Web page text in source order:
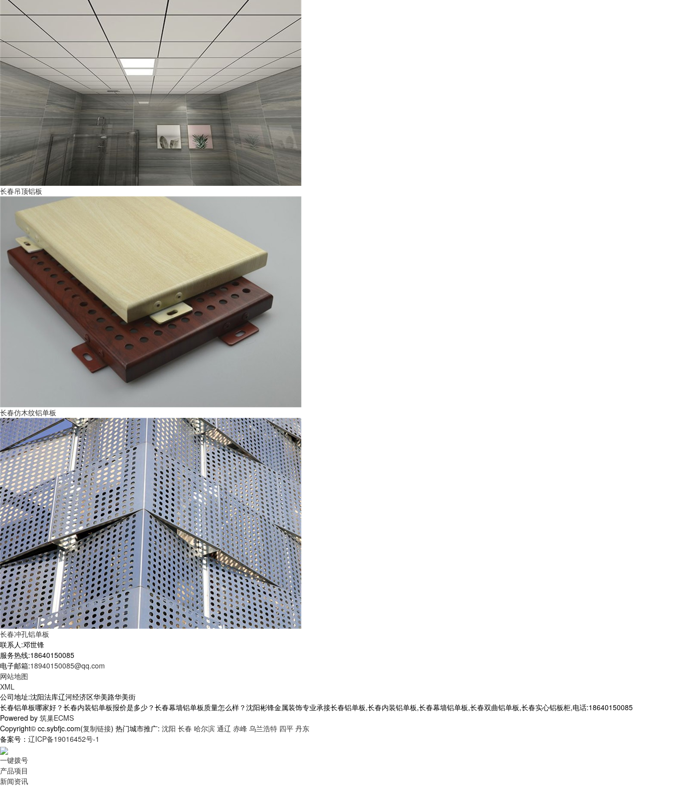
长春吊顶铝板
长春仿木纹铝单板
长春冲孔铝单板
联系人:邓世锋
服务热线:18640150085
电子邮箱:18940150085@qq.com
网站地图
XML
公司地址:沈阳法库辽河经济区华美路华美街
长春铝单板哪家好？长春内装铝单板报价是多少？长春幕墙铝单板质量怎么样？沈阳彬锋金属装饰专业承接长春铝单板,长春内装铝单板,长春幕墙铝单板,长春双曲铝单板,长春实心铝板柜,电话:18640150085
Powered by 筑巢ECMS
Copyright© cc.sybfjc.com(复制链接) 热门城市推广: 沈阳 长春 哈尔滨 通辽 赤峰 乌兰浩特 四平 丹东
备案号： 辽ICP备19016452号-1
一键拨号
产品项目
新闻资讯